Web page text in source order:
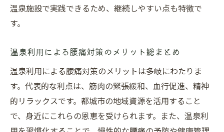
温泉施設で実践できるため、継続しやすい点も特徴で
す。
温泉利用による腰痛対策のメリット総まとめ
温泉利用による腰痛対策のメリットは多岐にわたりま
す。代表的な利点は、筋肉の緊張緩和、血行促進、精神
的リラックスです。都城市の地域資源を活用すること
で、身近にこれらの恩恵を受けられます。また、温泉利